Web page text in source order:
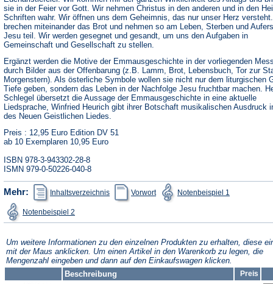
sie in der Feier vor Gott. Wir nehmen Christus in den anderen und in den
Schriften wahr. Wir öffnen uns dem Geheimnis, das nur unser Herz
brechen miteinander das Brot und nehmen so am Leben, Sterben und
Jesu teil. Wir werden gesegnet und gesandt, um uns den Aufgaben in
Gemeinschaft und Gesellschaft zu stellen.
Ergänzt werden die Motive der Emmausgeschichte in der vorliegenden
durch Bilder aus der Offenbarung (z.B. Lamm, Brot, Lebensbuch, Tor zur
Morgenstern). Als österliche Symbole wollen sie nicht nur dem liturgischen
Tiefe geben, sondern das Leben in der Nachfolge Jesu fruchtbar machen.
Schlegel übersetzt die Aussage der Emmausgeschichte in eine aktuelle
Liedsprache, Winfried Heurich gibt ihrer Botschaft musikalischen Ausdruck
des Neuen Geistlichen Liedes.
Preis : 12,95 Euro Edition DV 51
ab 10 Exemplaren 10,95 Euro
ISBN 978-3-943302-28-8
ISMN 979-0-50226-040-8
Mehr: Inhaltsverzeichnis
(Öffnet
in
einem
Tab)
Vorwort
(Öffnet
in
einem
Tab)
Notenbeispiel 1in
Tab)
Notenbeispiel 2in
einem
Tab)
Um weitere Informationen zu den einzelnen Produkten zu erhalten, diese
mit der Maus anklicken. Um einen Artikel in den Warenkorb zu legen, die
Mengenzahl eingeben und dann auf den Einkaufswagen klicken.
Beschreibung
Preis